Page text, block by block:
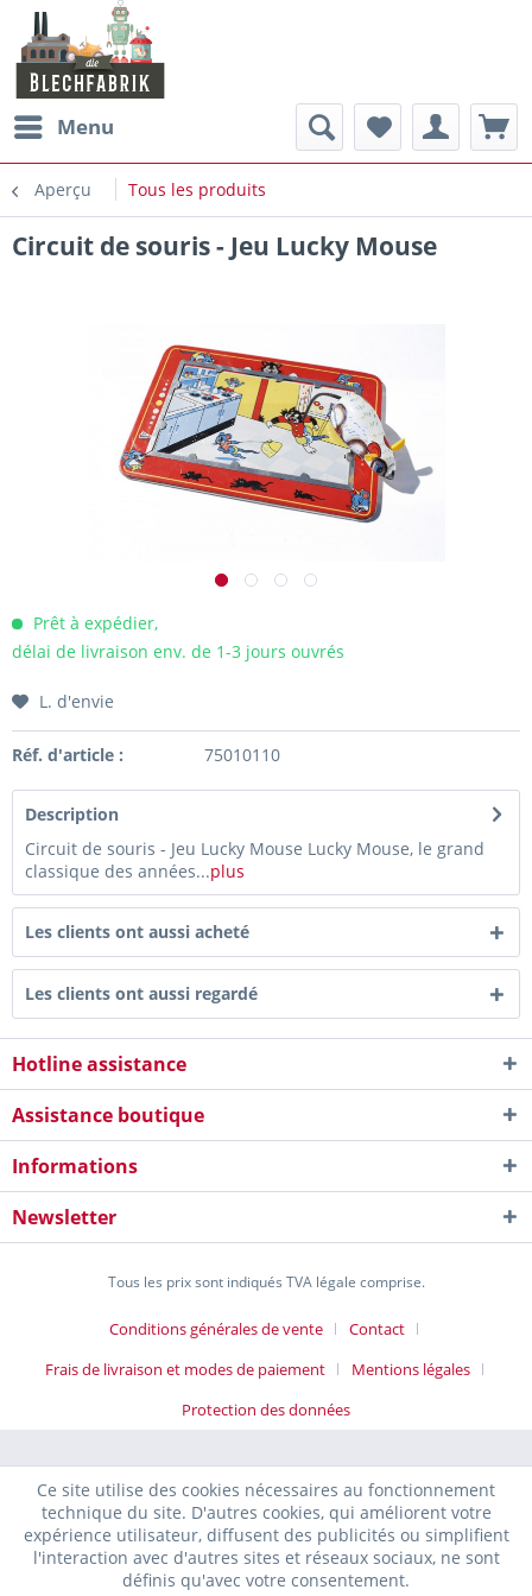
Menu
Aperçu Tous les produits
Circuit de souris - Jeu Lucky Mouse
Prêt à expédier,
délai de livraison env. de 1-3 jours ouvrés
L. d'envie
Réf. d'article : 75010110
Description
Circuit de souris - Jeu Lucky Mouse Lucky Mouse, le grand
classique des années...plus
Les clients ont aussi acheté
Les clients ont aussi regardé
Hotline assistance
Assistance boutique
Informations
Newsletter
Tous les prix sont indiqués TVA légale comprise.
Conditions générales de vente
Contact
Frais de livraison et modes de paiement
Mentions légales
Protection des données
Ce site utilise des cookies nécessaires au fonctionnement
technique du site. D'autres cookies, qui améliorent votre
expérience utilisateur, diffusent des publicités ou simplifient
l'interaction avec d'autres sites et réseaux sociaux, ne sont
définis qu'avec votre consentement.